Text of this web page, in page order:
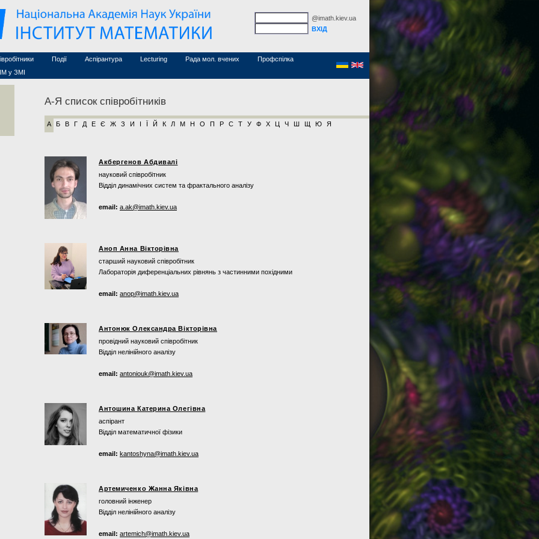
@imath.kiev.ua
дослідники
персонал
Події
Конференції (архів)
Курси з математики
Аспірантура Lecturing Рада мол. вчених
Профспілка
ІМ у ЗМІ
А-Я список співробітників
А Б В Г Д Е Є Ж З И Й К Л М Н О П Р С Т У Ф Х Ч Ю Я
Акбергенов Абдивалі
науковий співробітник
Відділ динамічних систем та фрактального аналізу
email: a.ak@imath.kiev.ua
Аноп Анна Вікторівна
старший науковий співробітник
Лабораторія диференціальних рівнянь з частинними похідними
email: anop@imath.kiev.ua
Антонюк Олександра Вікторівна
провідний науковий співробітник
Відділ нелінійного аналізу
email: antoniouk@imath.kiev.ua
Антошина Катерина Олегівна
аспірант
Відділ математичної фізики
email: kantoshyna@imath.kiev.ua
Артемиченко Жанна Яківна
головний інженер
Відділ нелінійного аналізу
email: artemich@imath.kiev.ua